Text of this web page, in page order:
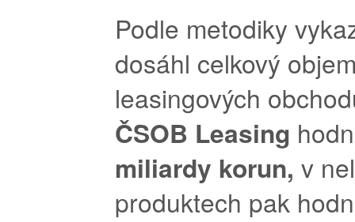
Podle metodiky
dosáhl celkový
leasingových
ČSOB Leasing
miliardy korun, v
produktech pak